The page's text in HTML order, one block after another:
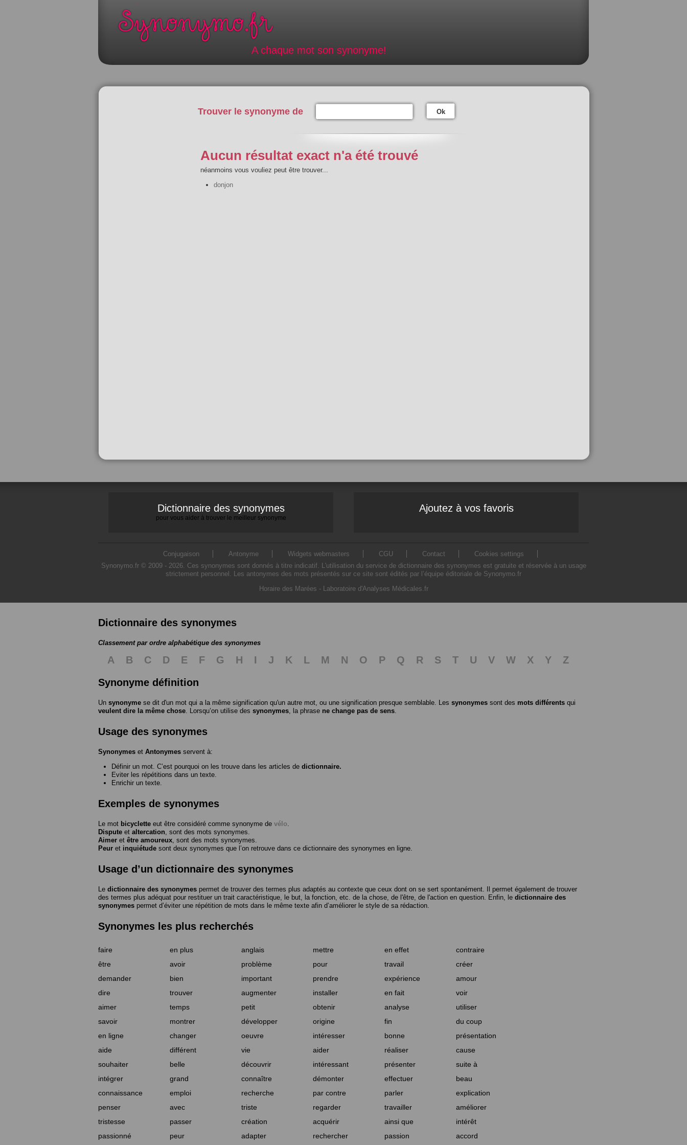
A chaque mot son synonyme!
Trouver le synonyme de Ok
Aucun résultat exact n'a été trouvé
néanmoins vous vouliez peut être trouver...
donjon
Dictionnaire des synonymes
pour vous aider à trouver le meilleur synonyme
Ajoutez à vos favoris
Conjugaison Antonyme Widgets webmasters CGU Contact
Cookies settings
Synonymo.fr © 2009 - 2026. Ces synonymes sont donnés à titre indicatif. L'utilisation du service de dictionnaire des synonymes est gratuite et réservée à un usage
strictement personnel. Les antonymes des mots présentés sur ce site sont édités par l’équipe éditoriale de Synonymo.fr
Horaire des Marées - Laboratoire d'Analyses Médicales.fr
Dictionnaire des synonymes
Classement par ordre alphabétique des synonymes
A B C D E F G H I J K L M N O P Q R S T U V W X Y
Z
Synonyme définition
Un synonyme se dit d'un mot qui a la même signification qu'un autre mot, ou une signification presque semblable. Les synonymes sont des mots différents qui
veulent dire la même chose . Lorsqu’on utilise des synonymes , la phrase ne change pas de sens
Usage des synonymes
Synonymes et Antonymes servent à:
Définir un mot. C’est pourquoi on les trouve dans les articles de dictionnaire.
Eviter les répétitions dans un texte.
Enrichir un texte.
Exemples de synonymes
Le mot bicyclette eut être considéré comme synonyme de vélo
Dispute et altercation , sont des mots synonymes.
Aimer et être amoureux , sont des mots synonymes.
Peur et inquiétude sont deux synonymes que l’on retrouve dans ce dictionnaire des synonymes en ligne.
Usage d’un dictionnaire des synonymes
Le dictionnaire des synonymes permet de trouver des termes plus adaptés au contexte que ceux dont on se sert spontanément. Il permet également de trouver
des termes plus adéquat pour restituer un trait caractéristique, le but, la fonction, etc. de la chose, de l'être, de l'action en question. Enfin, le dictionnaire des
synonymes permet d’éviter une répétition de mots dans le même texte afin d’améliorer le style de sa rédaction.
Synonymes les plus recherchés
faire en plus anglais mettre en effet
contraire
être
avoir problème pour travail
créer
demander
bien important prendre expérience
amour
dire
trouver augmenter installer en fait
voir
aimer
temps petit obtenir analyse
utiliser
savoir
montrer développer origine fin
du coup
en ligne
changer oeuvre intéresser bonne
présentation
aide
différent vie aider réaliser
cause
souhaiter
belle découvrir intéressant présenter
suite à
intégrer
grand connaître démonter effectuer
beau
connaissance
emploi recherche par contre parler
explication
penser
avec triste regarder travailler
améliorer
tristesse
passer création acquérir ainsi que
intérêt
passionné
peur adapter rechercher passion accord